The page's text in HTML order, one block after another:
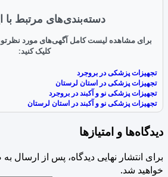
دسته‌بندی‌های مرتبط با
برای مشاهده لیست کامل آگهی‌های مورد
کلیک کنید:
تجهیزات پزشکی در بروجرد
تجهیزات پزشکی در استان لرستان
تجهیزات پزشکی نو و آکبند در بروجرد
تجهیزات پزشکی نو و آکبند در استان لرستان
دیدگاه‌ها و امتیازها
برای انتشار نهایی دیدگاه، پس از ارسال
خواهید شد.